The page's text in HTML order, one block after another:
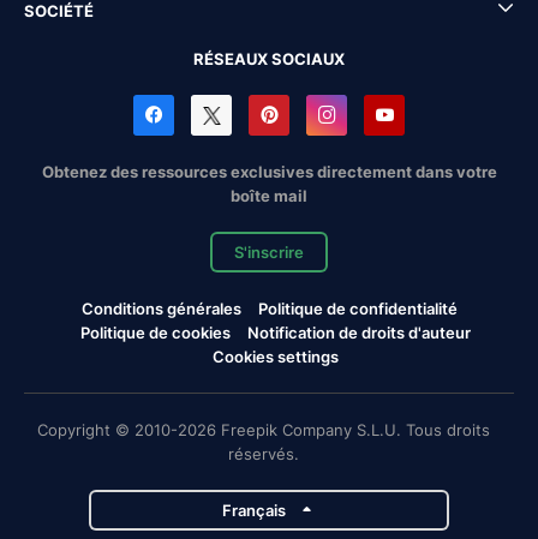
SOCIÉTÉ
RÉSEAUX SOCIAUX
Obtenez des ressources exclusives directement dans votre
boîte mail
S'inscrire
Conditions générales
Politique de confidentialité
Politique de cookies
Notification de droits d'auteur
Cookies settings
Copyright © 2010-2026 Freepik Company S.L.U. Tous droits
réservés.
Français